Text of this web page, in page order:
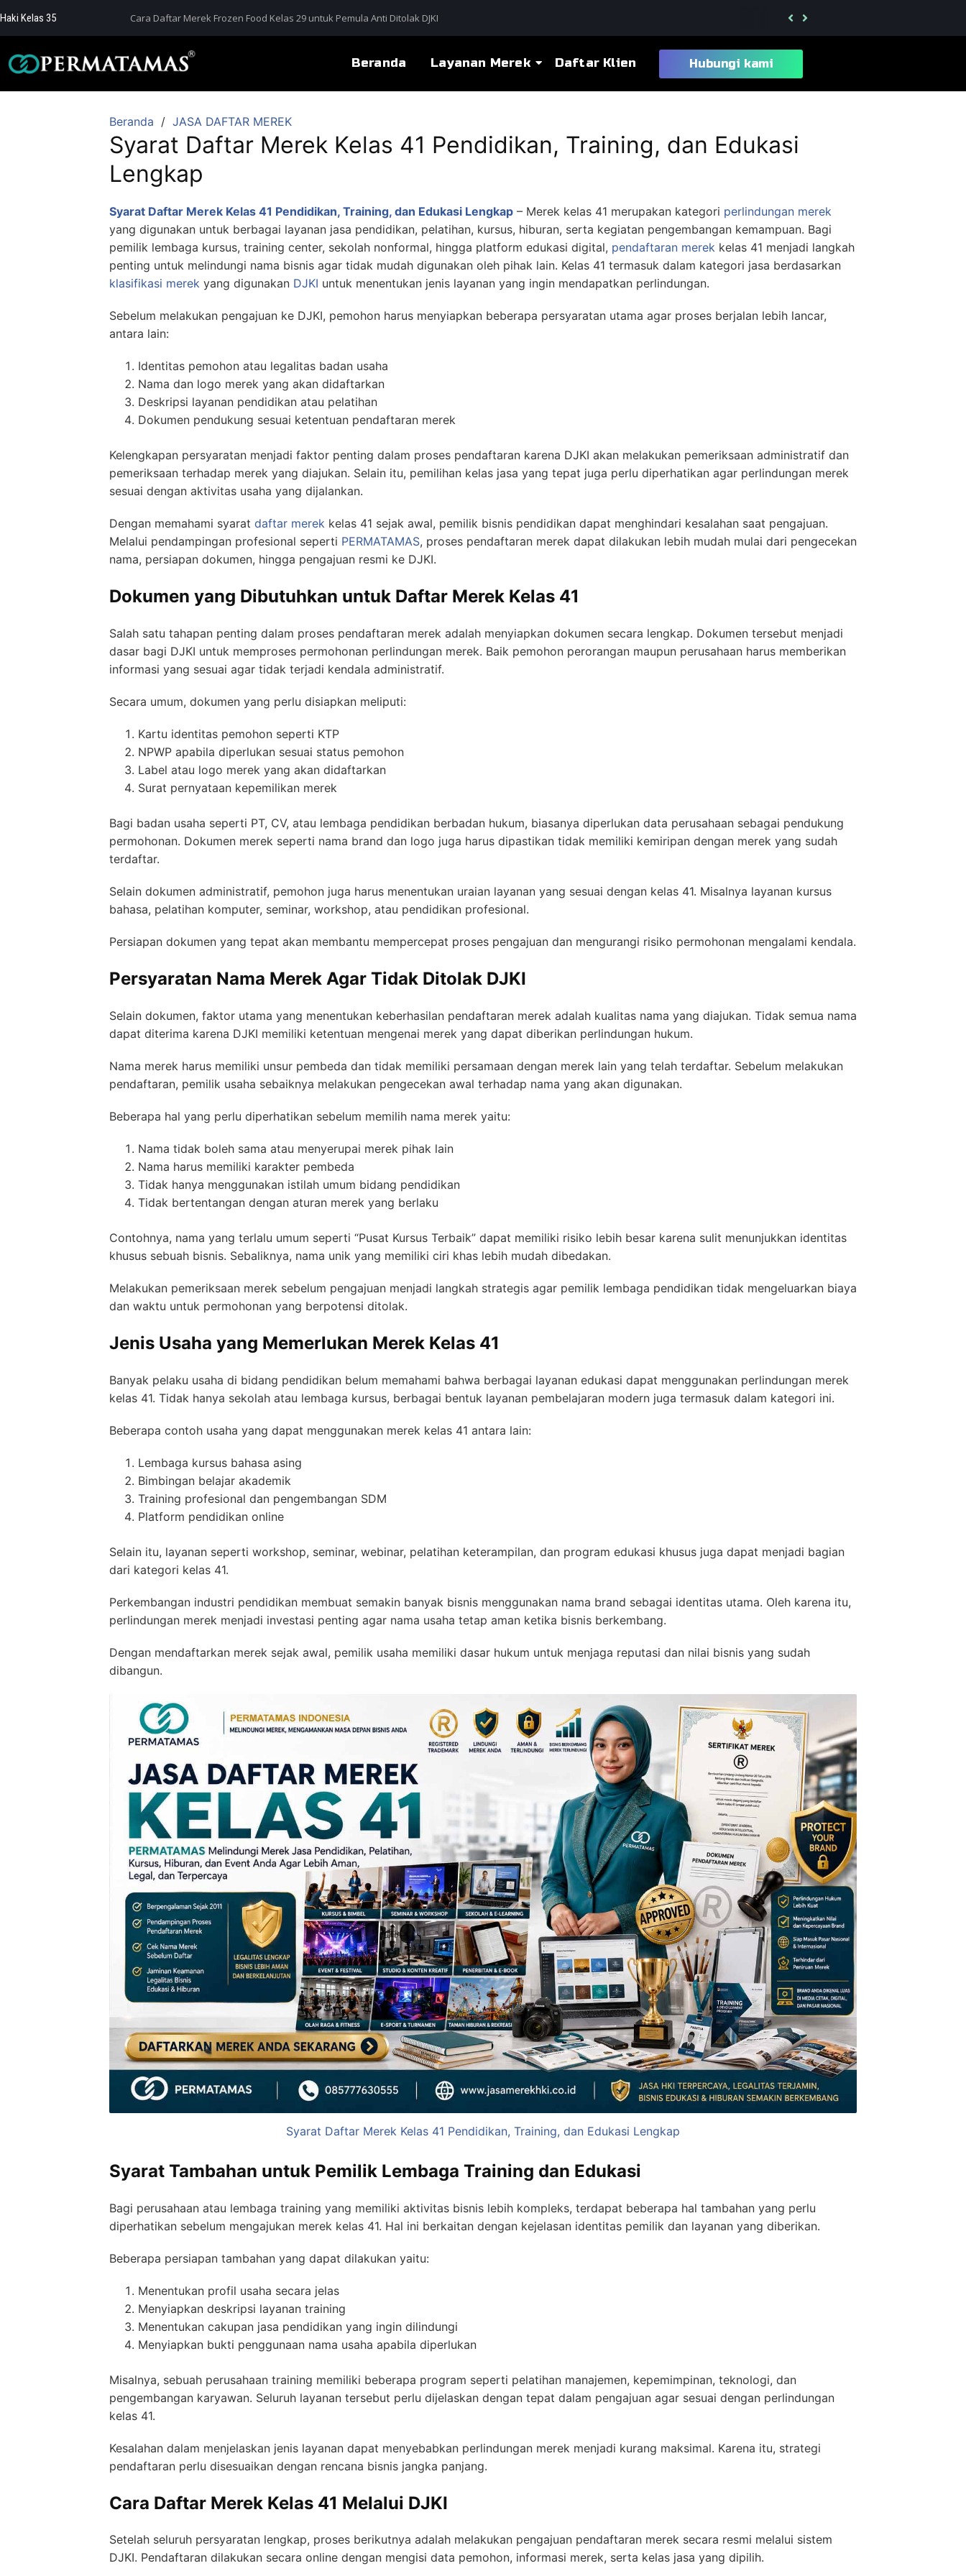
Haki Kelas 35 Cara Daftar Merek Frozen Food Kelas 29 untuk Pemula Anti Ditolak DJKI Berapa Lama Proses Daftar Merek Kelas
Beranda Layanan Merek Daftar Klien Hubungi kami
Beranda JASA DAFTAR MEREK
Syarat Daftar Merek Kelas 41 Pendidikan, Training, dan Edukasi
Lengkap
Syarat Daftar Merek Kelas 41 Pendidikan, Training, dan Edukasi Lengkap – Merek kelas 41 merupakan kategori perlindungan merek
yang digunakan untuk berbagai layanan jasa pendidikan, pelatihan, kursus, hiburan, serta kegiatan pengembangan kemampuan. Bagi
pemilik lembaga kursus, training center, sekolah nonformal, hingga platform edukasi digital, pendaftaran merek kelas 41 menjadi langkah
penting untuk melindungi nama bisnis agar tidak mudah digunakan oleh pihak lain. Kelas 41 termasuk dalam kategori jasa berdasarkan
klasifikasi merek yang digunakan DJKI untuk menentukan jenis layanan yang ingin mendapatkan perlindungan.
Sebelum melakukan pengajuan ke DJKI, pemohon harus menyiapkan beberapa persyaratan utama agar proses berjalan lebih lancar,
antara lain:
Identitas pemohon atau legalitas badan usaha
Nama dan logo merek yang akan didaftarkan
Deskripsi layanan pendidikan atau pelatihan
Dokumen pendukung sesuai ketentuan pendaftaran merek
Kelengkapan persyaratan menjadi faktor penting dalam proses pendaftaran karena DJKI akan melakukan pemeriksaan administratif dan
pemeriksaan terhadap merek yang diajukan. Selain itu, pemilihan kelas jasa yang tepat juga perlu diperhatikan agar perlindungan merek
sesuai dengan aktivitas usaha yang dijalankan.
Dengan memahami syarat daftar merek kelas 41 sejak awal, pemilik bisnis pendidikan dapat menghindari kesalahan saat pengajuan.
Melalui pendampingan profesional seperti PERMATAMAS, proses pendaftaran merek dapat dilakukan lebih mudah mulai dari pengecekan
nama, persiapan dokumen, hingga pengajuan resmi ke DJKI.
Dokumen yang Dibutuhkan untuk Daftar Merek Kelas 41
Salah satu tahapan penting dalam proses pendaftaran merek adalah menyiapkan dokumen secara lengkap. Dokumen tersebut menjadi
dasar bagi DJKI untuk memproses permohonan perlindungan merek. Baik pemohon perorangan maupun perusahaan harus memberikan
informasi yang sesuai agar tidak terjadi kendala administratif.
Secara umum, dokumen yang perlu disiapkan meliputi:
Kartu identitas pemohon seperti KTP
NPWP apabila diperlukan sesuai status pemohon
Label atau logo merek yang akan didaftarkan
Surat pernyataan kepemilikan merek
Bagi badan usaha seperti PT, CV, atau lembaga pendidikan berbadan hukum, biasanya diperlukan data perusahaan sebagai pendukung
permohonan. Dokumen merek seperti nama brand dan logo juga harus dipastikan tidak memiliki kemiripan dengan merek yang sudah
terdaftar.
Selain dokumen administratif, pemohon juga harus menentukan uraian layanan yang sesuai dengan kelas 41. Misalnya layanan kursus
bahasa, pelatihan komputer, seminar, workshop, atau pendidikan profesional.
Persiapan dokumen yang tepat akan membantu mempercepat proses pengajuan dan mengurangi risiko permohonan mengalami kendala.
Persyaratan Nama Merek Agar Tidak Ditolak DJKI
Selain dokumen, faktor utama yang menentukan keberhasilan pendaftaran merek adalah kualitas nama yang diajukan. Tidak semua nama
dapat diterima karena DJKI memiliki ketentuan mengenai merek yang dapat diberikan perlindungan hukum.
Nama merek harus memiliki unsur pembeda dan tidak memiliki persamaan dengan merek lain yang telah terdaftar. Sebelum melakukan
pendaftaran, pemilik usaha sebaiknya melakukan pengecekan awal terhadap nama yang akan digunakan.
Beberapa hal yang perlu diperhatikan sebelum memilih nama merek yaitu:
Nama tidak boleh sama atau menyerupai merek pihak lain
Nama harus memiliki karakter pembeda
Tidak hanya menggunakan istilah umum bidang pendidikan
Tidak bertentangan dengan aturan merek yang berlaku
Contohnya, nama yang terlalu umum seperti “Pusat Kursus Terbaik” dapat memiliki risiko lebih besar karena sulit menunjukkan identitas
khusus sebuah bisnis. Sebaliknya, nama unik yang memiliki ciri khas lebih mudah dibedakan.
Melakukan pemeriksaan merek sebelum pengajuan menjadi langkah strategis agar pemilik lembaga pendidikan tidak mengeluarkan biaya
dan waktu untuk permohonan yang berpotensi ditolak.
Jenis Usaha yang Memerlukan Merek Kelas 41
Banyak pelaku usaha di bidang pendidikan belum memahami bahwa berbagai layanan edukasi dapat menggunakan perlindungan merek
kelas 41. Tidak hanya sekolah atau lembaga kursus, berbagai bentuk layanan pembelajaran modern juga termasuk dalam kategori ini.
Beberapa contoh usaha yang dapat menggunakan merek kelas 41 antara lain:
Lembaga kursus bahasa asing
Bimbingan belajar akademik
Training profesional dan pengembangan SDM
Platform pendidikan online
Selain itu, layanan seperti workshop, seminar, webinar, pelatihan keterampilan, dan program edukasi khusus juga dapat menjadi bagian
dari kategori kelas 41.
Perkembangan industri pendidikan membuat semakin banyak bisnis menggunakan nama brand sebagai identitas utama. Oleh karena itu,
perlindungan merek menjadi investasi penting agar nama usaha tetap aman ketika bisnis berkembang.
Dengan mendaftarkan merek sejak awal, pemilik usaha memiliki dasar hukum untuk menjaga reputasi dan nilai bisnis yang sudah
dibangun.
Syarat Daftar Merek Kelas 41 Pendidikan, Training, dan Edukasi Lengkap
Syarat Tambahan untuk Pemilik Lembaga Training dan Edukasi
Bagi perusahaan atau lembaga training yang memiliki aktivitas bisnis lebih kompleks, terdapat beberapa hal tambahan yang perlu
diperhatikan sebelum mengajukan merek kelas 41. Hal ini berkaitan dengan kejelasan identitas pemilik dan layanan yang diberikan.
Beberapa persiapan tambahan yang dapat dilakukan yaitu:
Menentukan profil usaha secara jelas
Menyiapkan deskripsi layanan training
Menentukan cakupan jasa pendidikan yang ingin dilindungi
Menyiapkan bukti penggunaan nama usaha apabila diperlukan
Misalnya, sebuah perusahaan training memiliki beberapa program seperti pelatihan manajemen, kepemimpinan, teknologi, dan
pengembangan karyawan. Seluruh layanan tersebut perlu dijelaskan dengan tepat dalam pengajuan agar sesuai dengan perlindungan
kelas 41.
Kesalahan dalam menjelaskan jenis layanan dapat menyebabkan perlindungan merek menjadi kurang maksimal. Karena itu, strategi
pendaftaran perlu disesuaikan dengan rencana bisnis jangka panjang.
Cara Daftar Merek Kelas 41 Melalui DJKI
Setelah seluruh persyaratan lengkap, proses berikutnya adalah melakukan pengajuan pendaftaran merek secara resmi melalui sistem
DJKI. Pendaftaran dilakukan secara online dengan mengisi data pemohon, informasi merek, serta kelas jasa yang dipilih.